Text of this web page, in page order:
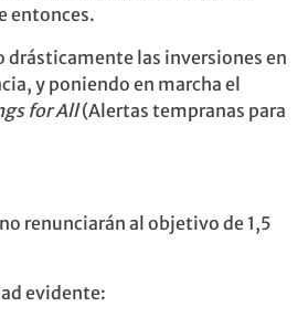
entonces.
drásticamente las inversiones en
y poniendo en marcha el
for All(Alertas tempranas para
renunciarán al objetivo de 1,5
evidente: